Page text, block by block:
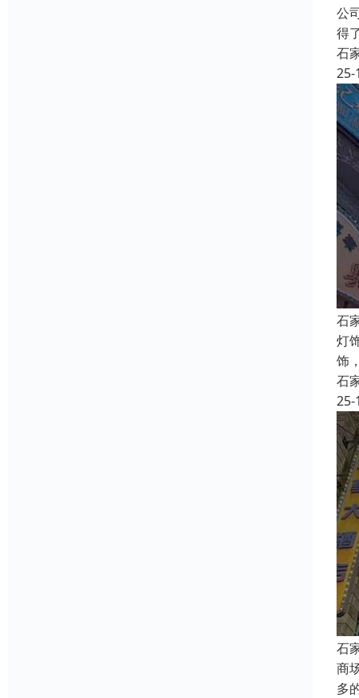
公
得
石
25-
石
灯
饰
石
25-
石
商
多